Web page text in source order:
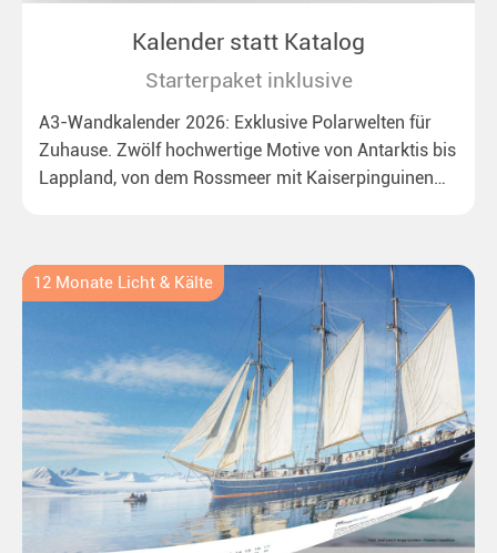
Kalender statt Katalog
Starterpaket inklusive
A3-Wandkalender 2026: Exklusive Polarwelten für
Zuhause. Zwölf hochwertige Motive von Antarktis bis
Lappland, von dem Rossmeer mit Kaiserpinguinen
12 Monate Licht & Kälte